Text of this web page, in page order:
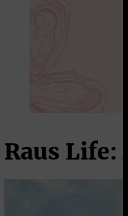
Raus Life: